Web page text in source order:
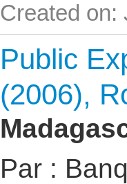
Created on:
Public
(2006),
Par :